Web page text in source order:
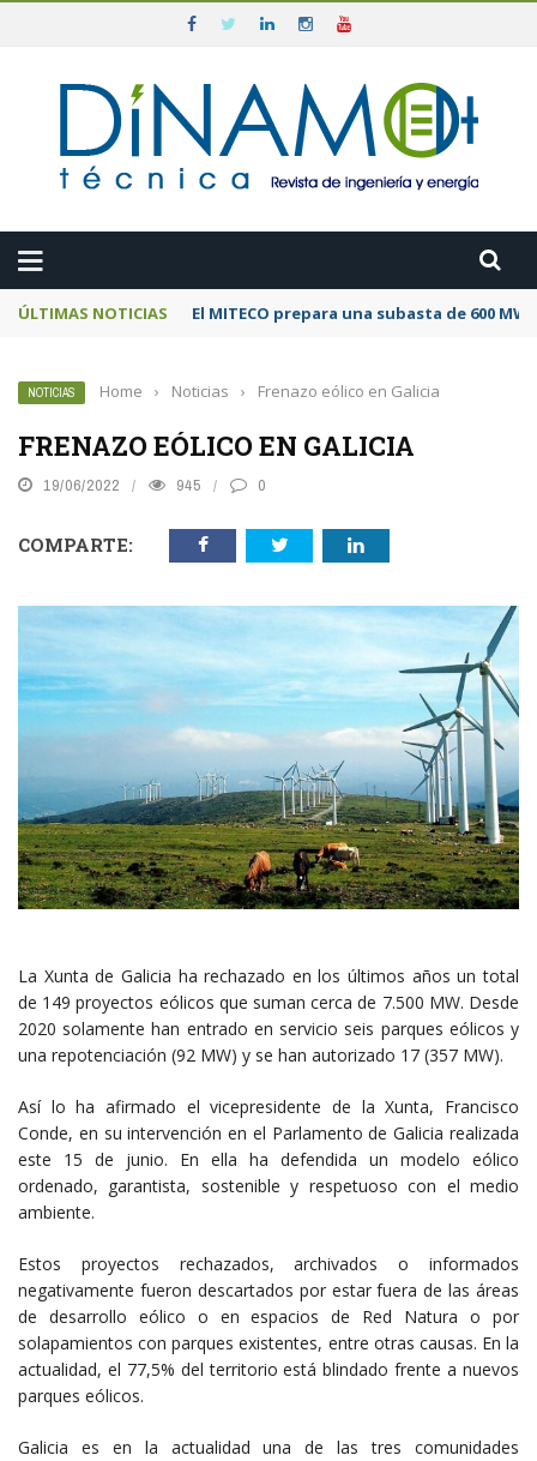
ÚLTIMAS NOTICIAS El MITECO prepara una subasta de 600
NOTICIAS Home › Noticias › Frenazo eólico en Galicia
FRENAZO EÓLICO EN GALICIA
19/06/2022 945 0
COMPARTE:
La Xunta de Galicia ha rechazado en los últimos años un total
de 149 proyectos eólicos que suman cerca de 7.500 MW. Desde
2020 solamente han entrado en servicio seis parques eólicos y
una repotenciación (92 MW) y se han autorizado 17 (357 MW).
Así lo ha afirmado el vicepresidente de la Xunta, Francisco
Conde, en su intervención en el Parlamento de Galicia realizada
este 15 de junio. En ella ha defendida un modelo eólico
ordenado, garantista, sostenible y respetuoso con el medio
ambiente.
Estos proyectos rechazados, archivados o informados
negativamente fueron descartados por estar fuera de las áreas
de desarrollo eólico o en espacios de Red Natura o por
solapamientos con parques existentes, entre otras causas. En la
actualidad, el 77,5% del territorio está blindado frente a nuevos
parques eólicos.
Galicia es en la actualidad una de las tres comunidades